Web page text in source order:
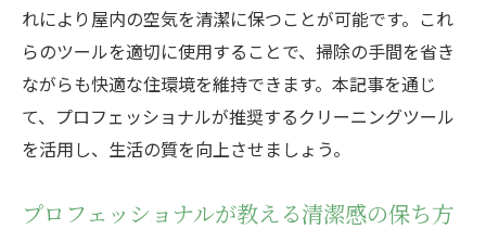
れにより屋内の空気を清潔に保つことが可能です。これ
らのツールを適切に使用することで、掃除の手間を省き
ながらも快適な住環境を維持できます。本記事を通じ
て、プロフェッショナルが推奨するクリーニングツール
を活用し、生活の質を向上させましょう。
プロフェッショナルが教える清潔感の保ち方